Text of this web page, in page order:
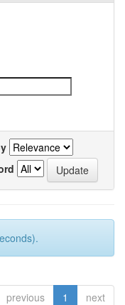
previous 1 next